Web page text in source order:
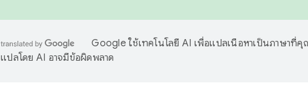
Google ใช้เทคโนโลยี AI เพื่อแปลเนื้อหาเป็นภาษาที่คุ
แปลโดย AI อาจมีข้อผิดพลาด